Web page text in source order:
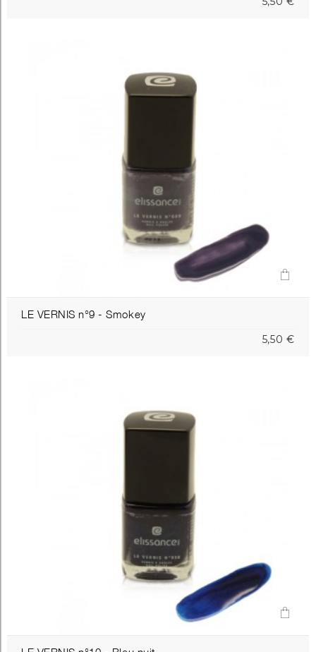
LE VERNIS n°9 - Smokey
5,50 €